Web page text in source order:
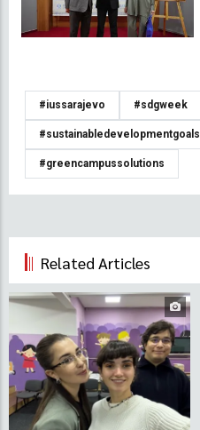
#iussarajevo #sdgweek
#sustainabledevelopmentgoals
#greencampussolutions
Related Articles